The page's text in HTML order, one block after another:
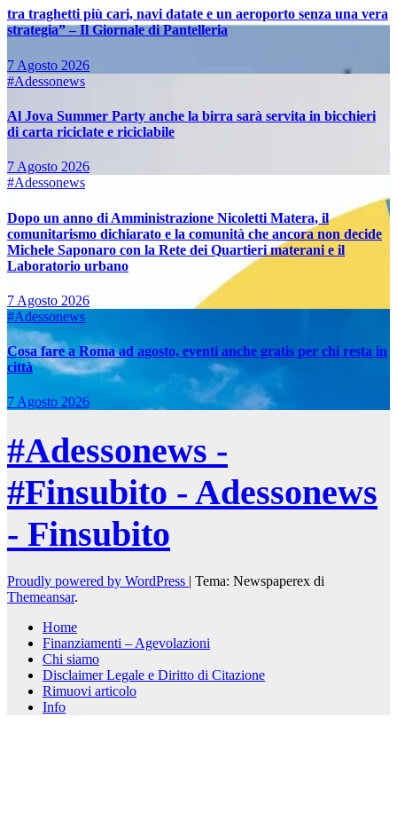
tra traghetti più cari, navi datate e un aeroporto senza una vera
strategia” – Il Giornale di Pantelleria
7 Agosto 2026
#Adessonews
Al Jova Summer Party anche la birra sarà servita in bicchieri
di carta riciclate e riciclabile
7 Agosto 2026
#Adessonews
Dopo un anno di Amministrazione Nicoletti Matera, il
comunitarismo dichiarato e la comunità che ancora non decide
Michele Saponaro con la Rete dei Quartieri materani e il
Laboratorio urbano
7 Agosto 2026
#Adessonews
Cosa fare a Roma ad agosto, eventi anche gratis per chi resta in
città
7 Agosto 2026
#Adessonews -
#Finsubito - Adessonews
- Finsubito
Proudly powered by WordPress | Tema: Newspaperex di
Themeansar.
Home
Finanziamenti – Agevolazioni
Chi siamo
Disclaimer Legale e Diritto di Citazione
Rimuovi articolo
Info